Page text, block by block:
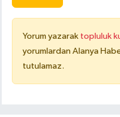
Yorum yazarak topluluk
yorumlardan Alanya
tutulamaz.